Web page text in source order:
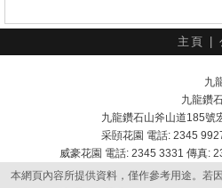
主頁
九
九龍鑽
九龍鑽石山斧山道185
采頣花園 電話: 2345
威豪花園 電話: 2345 3331 傳真:
本網頁內容所提供資料，僅作參考用途。若